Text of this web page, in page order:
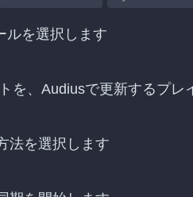
ルを選択します
を、Audiusで更新するプレ
法を選択します